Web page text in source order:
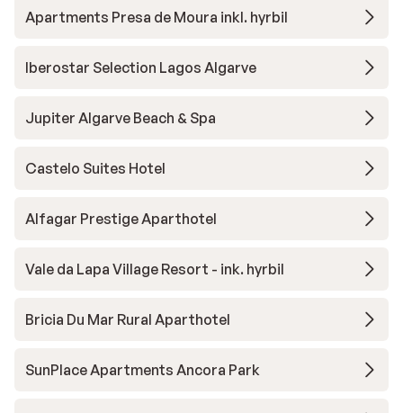
Apartments Presa de Moura inkl. hyrbil
Iberostar Selection Lagos Algarve
Jupiter Algarve Beach & Spa
Castelo Suites Hotel
Alfagar Prestige Aparthotel
Vale da Lapa Village Resort - ink. hyrbil
Bricia Du Mar Rural Aparthotel
SunPlace Apartments Ancora Park